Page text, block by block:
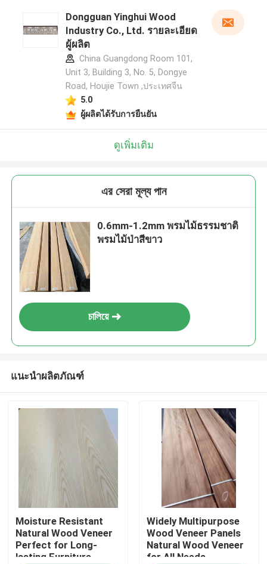
Dongguan Yinghui Wood
Industry Co., Ltd. รายละเอียด
ผู้ผลิต
China Guangdong Room 101,
Unit 3, Building 3, No. 5, Dongye
Road, Houjie Town ,ประเทศจีน
5.0
ผู้ผลิตได้รับการยืนยัน
ดูเพิ่มเติม
এর সেরা মূল্য পান
0.6mm-1.2mm พรมไม้ธรรมชาติ
พรมไม้ป่าสีขาว
চালিয়ে
แนะนำผลิตภัณฑ์
Moisture Resistant
Natural Wood Veneer
Perfect for Long-
lasting Furniture
Widely Multipurpose
Wood Veneer Panels
Natural Wood Veneer
for All Needs